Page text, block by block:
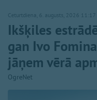
Ceturtdiena, 6. augusts, 2026 11:17
Ikšķiles
gan Ivo
jāņem vērā
OgreNet